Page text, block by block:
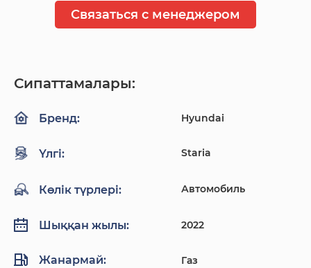
Связаться с менеджером
Сипаттамалары:
Бренд: Hyundai
Үлгі: Staria
Көлік түрлері: Автомобиль
Шыққан жылы: 2022
Жанармай: Газ